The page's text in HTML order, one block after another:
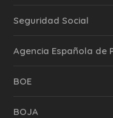
Seguridad Social
Agencia Española de
BOE
BOJA